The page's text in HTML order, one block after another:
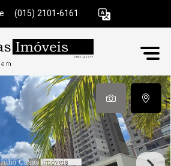
(015) 2101-6161